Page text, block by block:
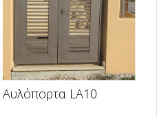
Αυλόπορτα LA10